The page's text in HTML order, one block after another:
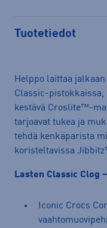
Tuotetiedot
Helppo laittaa
Classic-pistokkaissa,
kestävä Croslite™-
tarjoavat tukea ja
tehdä kenkäparista
koristeltavissa
Lasten Classic Clog
Iconic Crocs